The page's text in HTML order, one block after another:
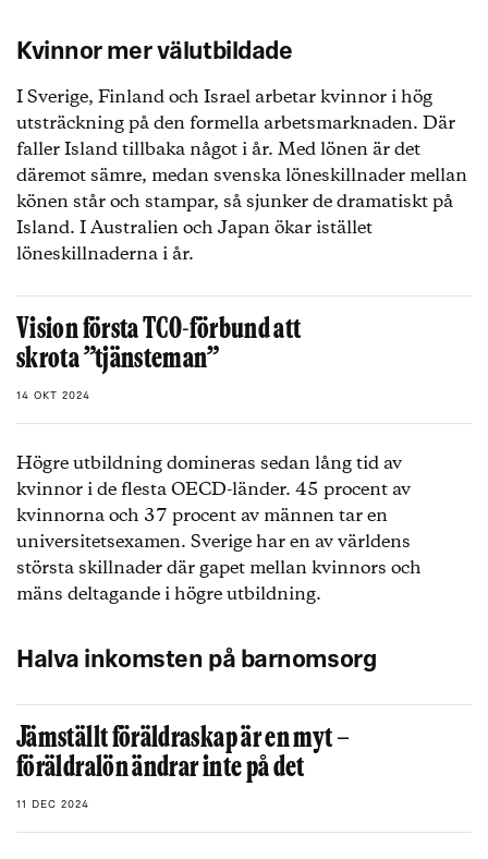
Kvinnor mer välutbildade
I Sverige, Finland och Israel arbetar kvinnor i hög
utsträckning på den formella arbetsmarknaden. Där
faller Island tillbaka något i år. Med lönen är det
däremot sämre, medan svenska löneskillnader mellan
könen står och stampar, så sjunker de dramatiskt på
Island. I Australien och Japan ökar istället
löneskillnaderna i år.
Vision första TCO-förbund att
skrota ”tjänsteman”
14 OKT 2024
Högre utbildning domineras sedan lång tid av
kvinnor i de flesta OECD-länder. 45 procent av
kvinnorna och 37 procent av männen tar en
universitetsexamen. Sverige har en av världens
största skillnader där gapet mellan kvinnors och
mäns deltagande i högre utbildning.
Halva inkomsten på barnomsorg
Jämställt föräldraskap är en myt –
föräldralön ändrar inte på det
11 DEC 2024